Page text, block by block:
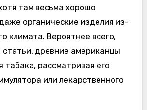
там весьма хорошо
органические изделия из-
климата. Вероятнее всего,
древние американцы
табака, рассматривая его
или лекарственного